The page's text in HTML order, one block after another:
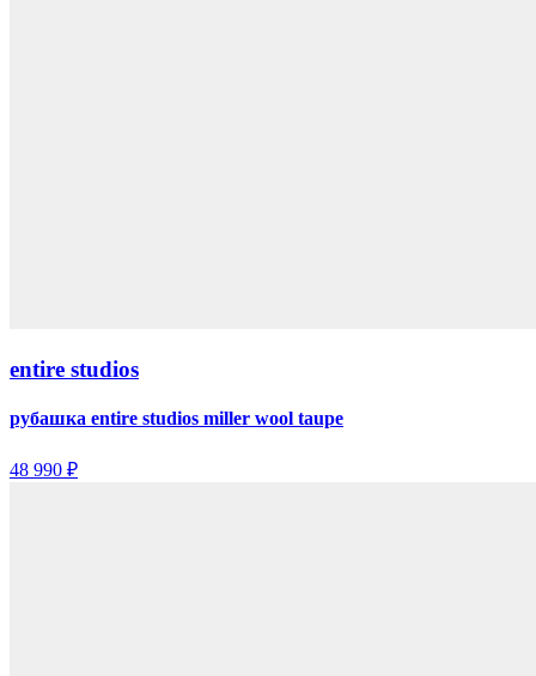
entire studios
рубашка entire studios miller wool taupe
48 990 ₽